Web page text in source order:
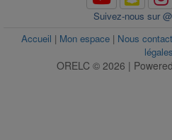
Suivez-nous sur
Accueil | Mon espace| Nous
légales
ORELC © 2026 |